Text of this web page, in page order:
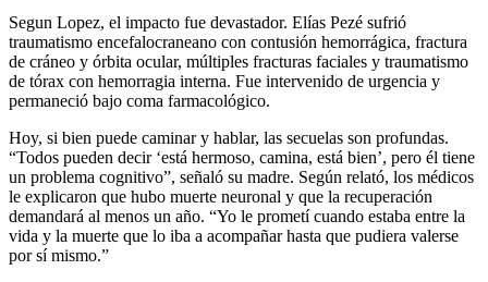
Segun Lopez, el impacto fue devastador. Elías Pezé sufrió
traumatismo encefalocraneano con contusión hemorrágica, fractura
de cráneo y órbita ocular, múltiples fracturas faciales y traumatismo
de tórax con hemorragia interna. Fue intervenido de urgencia y
permaneció bajo coma farmacológico.
Hoy, si bien puede caminar y hablar, las secuelas son profundas.
“Todos pueden decir ‘está hermoso, camina, está bien’, pero él tiene
un problema cognitivo”, señaló su madre. Según relató, los médicos
le explicaron que hubo muerte neuronal y que la recuperación
demandará al menos un año. “Yo le prometí cuando estaba entre la
vida y la muerte que lo iba a acompañar hasta que pudiera valerse
por sí mismo.”